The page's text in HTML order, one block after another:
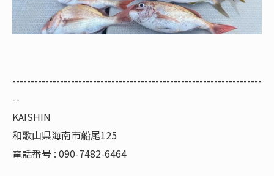
--------------------------------------------------------------------
--
KAISHIN
和歌山県海南市船尾125
電話番号 : 090-7482-6464